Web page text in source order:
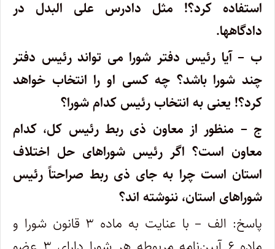
استفاده کرد؟! مثل دادرس علی البدل در
دادگاهها.
ب – آیا رئیس دفتر شورا می تواند رئیس دفتر
چند شورا باشد؟ چه کسی او را انتخاب خواهد
کرد؟! یعنی به انتخاب رئیس کدام شورا؟
ج – منظور از معاون ذی ربط رئیس کل، کدام
معاون است؟ اگر رئیس شوراهای حل اختلاف
استان است چرا به جای ذی ربط صراحتاً رئیس
شوراهای استان، ننوشته اند؟
پاسخ: الف – با عنایت به ماده ۳ قانون شورا و